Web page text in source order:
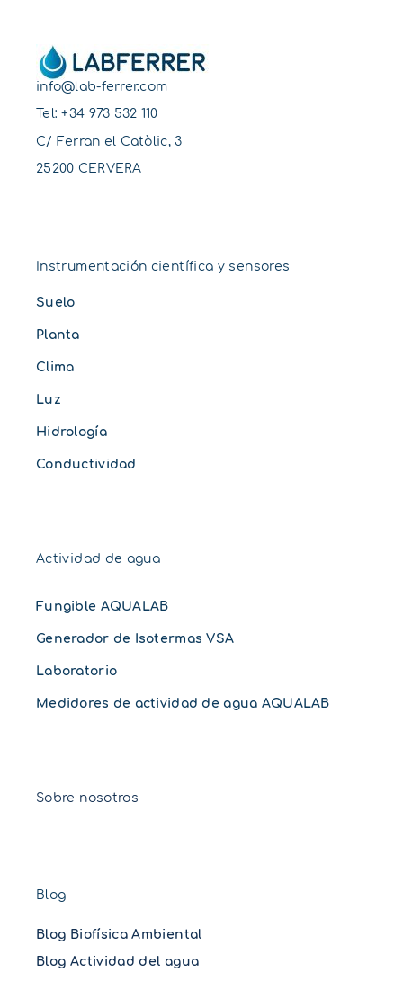
info@lab-ferrer.com
Tel:+34 973 532 110
C/ Ferran el Catòlic, 3
25200 CERVERA
Instrumentación científica y sensores
Suelo
Planta
Clima
Luz
Hidrología
Conductividad
Actividad de agua
Fungible AQUALAB
Generador de Isotermas VSA
Laboratorio
Medidores de actividad de agua AQUALAB
Sobre nosotros
Blog
Blog Biofísica Ambiental
Blog Actividad del agua